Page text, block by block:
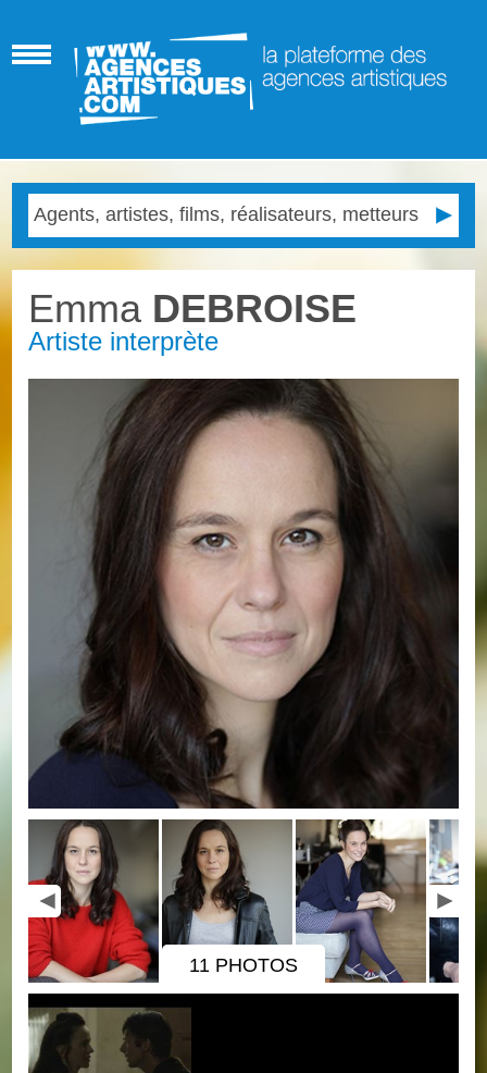
Emma DEBROISE
Artiste interprète
11 PHOTOS